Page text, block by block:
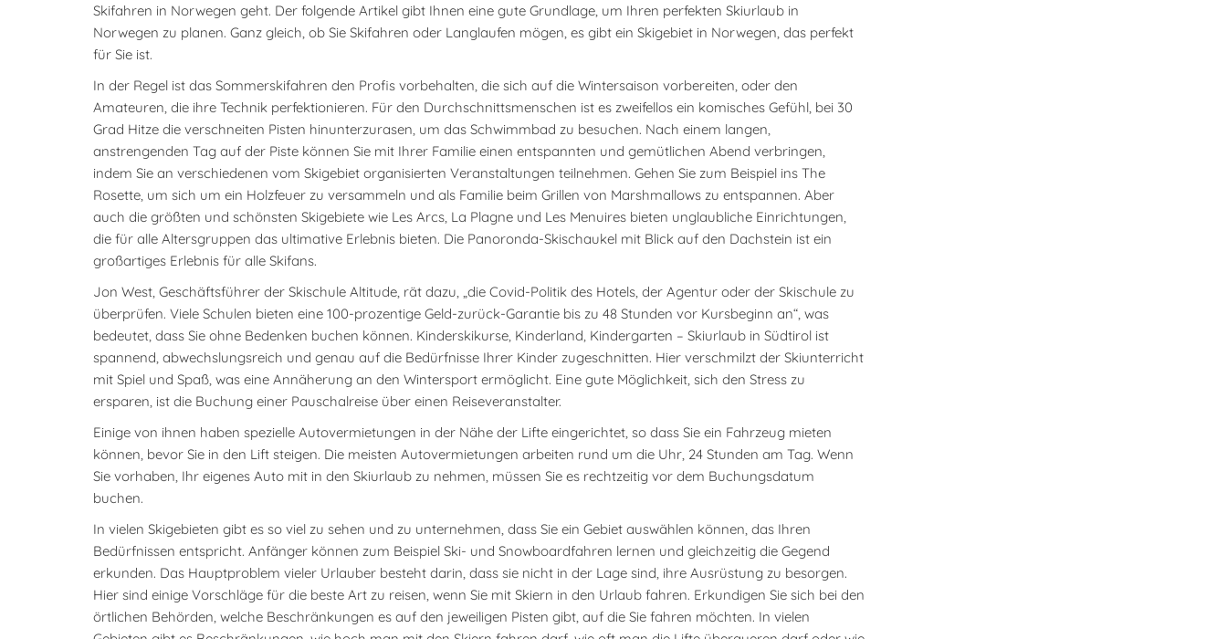
Skifahren in Norwegen geht. Der folgende Artikel gibt Ihnen eine gute Grundlage, um Ihren perfekten Skiurlaub in
Norwegen zu planen. Ganz gleich, ob Sie Skifahren oder Langlaufen mögen, es gibt ein Skigebiet in Norwegen, das perfekt
für Sie ist.
In der Regel ist das Sommerskifahren den Profis vorbehalten, die sich auf die Wintersaison vorbereiten, oder den
Amateuren, die ihre Technik perfektionieren. Für den Durchschnittsmenschen ist es zweifellos ein komisches Gefühl, bei 30
Grad Hitze die verschneiten Pisten hinunterzurasen, um das Schwimmbad zu besuchen. Nach einem langen,
anstrengenden Tag auf der Piste können Sie mit Ihrer Familie einen entspannten und gemütlichen Abend verbringen,
indem Sie an verschiedenen vom Skigebiet organisierten Veranstaltungen teilnehmen. Gehen Sie zum Beispiel ins The
Rosette, um sich um ein Holzfeuer zu versammeln und als Familie beim Grillen von Marshmallows zu entspannen. Aber
auch die größten und schönsten Skigebiete wie Les Arcs, La Plagne und Les Menuires bieten unglaubliche Einrichtungen,
die für alle Altersgruppen das ultimative Erlebnis bieten. Die Panoronda-Skischaukel mit Blick auf den Dachstein ist ein
großartiges Erlebnis für alle Skifans.
Jon West, Geschäftsführer der Skischule Altitude, rät dazu, „die Covid-Politik des Hotels, der Agentur oder der Skischule zu
überprüfen. Viele Schulen bieten eine 100-prozentige Geld-zurück-Garantie bis zu 48 Stunden vor Kursbeginn an“, was
bedeutet, dass Sie ohne Bedenken buchen können. Kinderskikurse, Kinderland, Kindergarten – Skiurlaub in Südtirol ist
spannend, abwechslungsreich und genau auf die Bedürfnisse Ihrer Kinder zugeschnitten. Hier verschmilzt der Skiunterricht
mit Spiel und Spaß, was eine Annäherung an den Wintersport ermöglicht. Eine gute Möglichkeit, sich den Stress zu
ersparen, ist die Buchung einer Pauschalreise über einen Reiseveranstalter.
Einige von ihnen haben spezielle Autovermietungen in der Nähe der Lifte eingerichtet, so dass Sie ein Fahrzeug mieten
können, bevor Sie in den Lift steigen. Die meisten Autovermietungen arbeiten rund um die Uhr, 24 Stunden am Tag. Wenn
Sie vorhaben, Ihr eigenes Auto mit in den Skiurlaub zu nehmen, müssen Sie es rechtzeitig vor dem Buchungsdatum
buchen.
In vielen Skigebieten gibt es so viel zu sehen und zu unternehmen, dass Sie ein Gebiet auswählen können, das Ihren
Bedürfnissen entspricht. Anfänger können zum Beispiel Ski- und Snowboardfahren lernen und gleichzeitig die Gegend
erkunden. Das Hauptproblem vieler Urlauber besteht darin, dass sie nicht in der Lage sind, ihre Ausrüstung zu besorgen.
Hier sind einige Vorschläge für die beste Art zu reisen, wenn Sie mit Skiern in den Urlaub fahren. Erkundigen Sie sich bei den
örtlichen Behörden, welche Beschränkungen es auf den jeweiligen Pisten gibt, auf die Sie fahren möchten. In vielen